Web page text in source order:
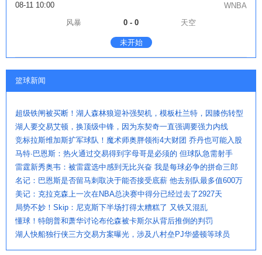
08-11 10:00
WNBA
风暴
0 - 0 天空
未开始
篮球新闻
超级铁闸被买断！湖人森林狼迎补强契机，模板杜兰特，因膝伤转型
湖人要交易艾顿，换顶级中锋，因为东契奇一直强调要强力内线
竞标拉斯维加斯扩军球队！魔术师奥胖领衔4大财团 乔丹也可能入股
马特·巴恩斯：热火通过交易得到字母哥是必须的 但球队急需射手
雷霆新秀奥韦：被雷霆选中感到无比兴奋 我是每球必争的拼命三郎
名记：巴恩斯是否留马刺取决于能否接受底薪 他去别队最多值600万
美记：克拉克森上一次在NBA总决赛中得分已经过去了2927天
局势不妙！Skip：尼克斯下半场打得太糟糕了 又铁又混乱
懂球！特朗普和萧华讨论布伦森被卡斯尔从背后推倒的判罚
湖人快船独行侠三方交易方案曝光，涉及八村垒PJ华盛顿等球员